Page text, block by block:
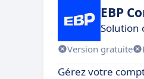
EBP
Solution
Version gratuite
Gérez votre